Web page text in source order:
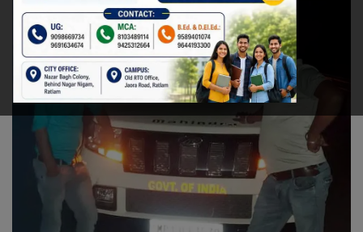
रेलवे
खेल
ज्योतिष
कला-साहित्य
निर्वाचन